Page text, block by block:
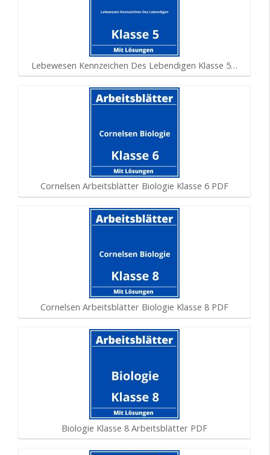
Lebewesen Kennzeichen Des Lebendigen Klasse 5…
Cornelsen Arbeitsblätter Biologie Klasse 6 PDF
Cornelsen Arbeitsblätter Biologie Klasse 8 PDF
Biologie Klasse 8 Arbeitsblätter PDF